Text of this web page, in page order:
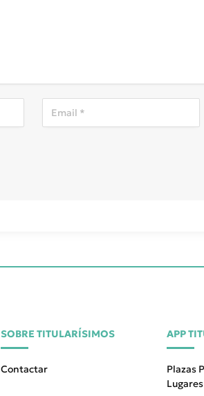
SOBRE TITULARÍSIMOS
Contactar
APP
Plazas